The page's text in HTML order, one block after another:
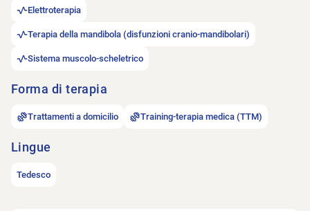
Elettroterapia
Terapia della mandibola (disfunzioni cranio-mandibolari)
Sistema muscolo-scheletrico
Forma di terapia
Trattamenti a domicilio Training-terapia medica (TTM)
Lingue
Tedesco